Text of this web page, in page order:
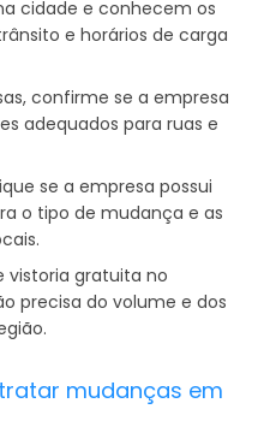
cidade e conhecem os
e horários de carga
confirme se a empresa
adequados para ruas e
se a empresa possui
o tipo de mudança e as
vistoria gratuita no
precisa do volume e dos
mudanças em